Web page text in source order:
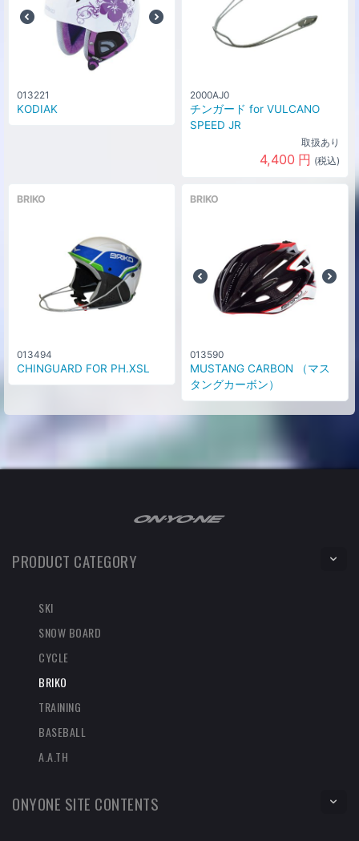
013221
KODIAK
2000AJ0
チンガード for VULCANO
SPEED JR
取扱あり
4,400 円 (税込)
BRIKO
013494
CHINGUARD FOR PH.XSL
BRIKO
013590
MUSTANG CARBON （マス
タングカーボン）
PRODUCT CATEGORY
SKI
SNOW BOARD
CYCLE
BRIKO
TRAINING
BASEBALL
A.A.TH
ONYONE SITE CONTENTS